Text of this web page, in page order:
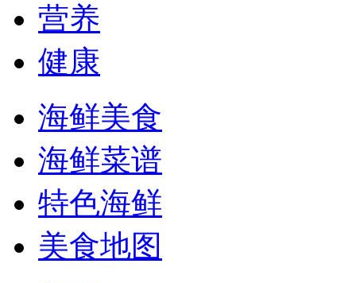
营养
健康
海鲜美食
海鲜菜谱
特色海鲜
美食地图